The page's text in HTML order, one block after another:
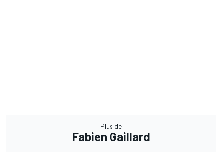
Plus de
Fabien Gaillard